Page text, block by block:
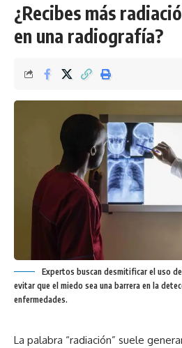
¿Recibes más
en una radiografía?
Expertos buscan desmitificar el uso
evitar que el miedo sea una barrera en la
enfermedades.
La palabra “radiación” suele